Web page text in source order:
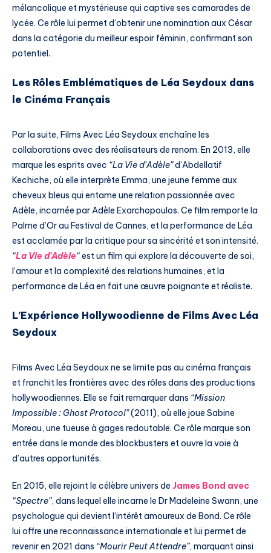
mélancolique et mystérieuse qui captive ses camarades de
lycée. Ce rôle lui permet d’obtenir une nomination aux César
dans la catégorie du meilleur espoir féminin, confirmant son
potentiel.
Les Rôles Emblématiques de Léa Seydoux dans
le Cinéma Français
Par la suite, Films Avec Léa Seydoux enchaîne les
collaborations avec des réalisateurs de renom. En 2013, elle
marque les esprits avec “La Vie d’Adèle”d’Abdellatif
Kechiche, où elle interprète Emma, une jeune femme aux
cheveux bleus qui entame une relation passionnée avec
Adèle, incarnée par Adèle Exarchopoulos. Ce film remporte la
Palme d’Or au Festival de Cannes, et la performance de Léa
est acclamée par la critique pour sa sincérité et son intensité.
“La Vie d’Adèle“est un film qui explore la découverte de soi,
l’amour et la complexité des relations humaines, et la
performance de Léa en fait une œuvre poignante et réaliste.
L’Expérience Hollywoodienne de Films Avec Léa
Seydoux
Films Avec Léa Seydoux ne se limite pas au cinéma français
et franchit les frontières avec des rôles dans des productions
hollywoodiennes. Elle se fait remarquer dans “Mission
Impossible : Ghost Protocol”(2011), où elle joue Sabine
Moreau, une tueuse à gages redoutable. Ce rôle marque son
entrée dans le monde des blockbusters et ouvre la voie à
d’autres opportunités.
En 2015, elle rejoint le célèbre univers de James Bond avec
“Spectre”, dans lequel elle incarne le Dr Madeleine Swann, une
psychologue qui devient l’intérêt amoureux de Bond. Ce rôle
lui offre une reconnaissance internationale et lui permet de
revenir en 2021 dans “Mourir Peut Attendre”, marquant ainsi